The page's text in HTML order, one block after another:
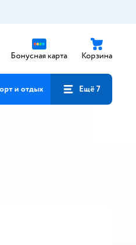
Бонусная карта Корзина
и отдых Ещё 7